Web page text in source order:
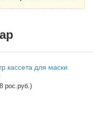
кассета для маски
рос.руб.)